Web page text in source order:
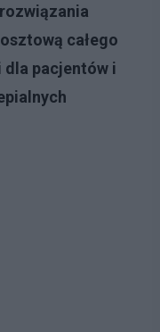
całego
pacjentów i